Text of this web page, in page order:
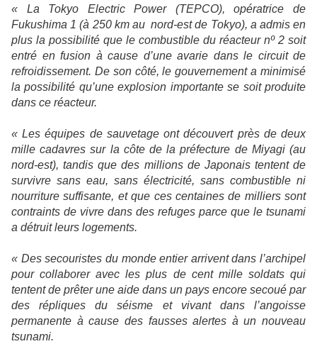
« La Tokyo Electric
Power (TEPCO), opératrice de
Fukushima 1 (à 250 km au nord-est de Tokyo), a admis en
plus la possibilité que le combustible du réacteur nº 2 soit
entré en fusion à cause d’une avarie dans le circuit de
refroidissement. De son côté, le gouvernement a minimisé
la possibilité qu’une explosion importante se soit produite
dans ce réacteur.
« Les équipes de sauvetage ont découvert près de deux
mille cadavres sur la côte de la préfecture de Miyagi (au
nord-est), tandis que des millions de Japonais tentent de
survivre sans eau, sans électricité, sans combustible ni
nourriture suffisante, et que ces centaines de milliers sont
contraints de vivre dans des refuges parce que le tsunami
a détruit leurs logements.
« Des secouristes du monde entier arrivent dans l’archipel
pour collaborer avec les plus de cent mille soldats qui
tentent de prêter une aide dans un pays encore secoué par
des répliques du séisme et vivant dans l’angoisse
permanente à cause des fausses alertes à un nouveau
tsunami.